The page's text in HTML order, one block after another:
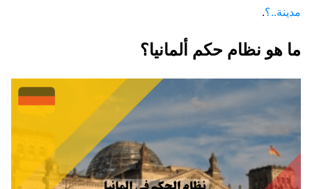
مدينة..؟.
ما هو نظام حكم ألمانيا؟